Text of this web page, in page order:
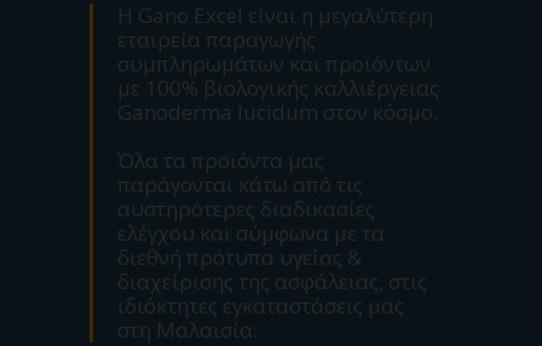
Η Gano Excel είναι η μεγαλύτερη
εταιρεία παραγωγής
συμπληρωμάτων και προϊόντων
με 100% βιολογικής καλλιέργειας
Ganoderma lucidum στον κόσμο.
Όλα τα προϊόντα μας
παράγονται κάτω από τις
αυστηρότερες διαδικασίες
ελέγχου και σύμφωνα με τα
διεθνή πρότυπα υγείας &
διαχείρισης της ασφάλειας, στις
ιδιόκτητες εγκαταστάσεις μας
στη Μαλαισία.